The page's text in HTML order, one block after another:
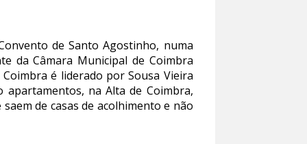
de Santo Agostinho, numa
da Câmara Municipal de Coimbra
é liderado por Sousa Vieira
na Alta de Coimbra,
de casas de acolhimento e não